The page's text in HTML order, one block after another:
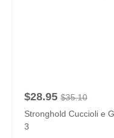
$28.95 $35.10
Stronghold Cuccioli e
3